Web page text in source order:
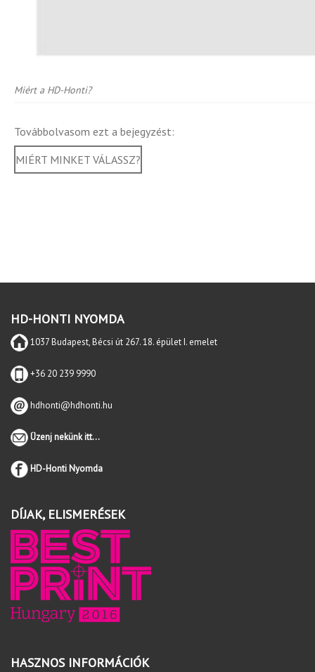
Miért a HD-Honti?
Továbbolvasom ezt a bejegyzést:
MIÉRT MINKET VÁLASSZ?
HD-HONTI NYOMDA
1037 Budapest, Bécsi út 267. 18. épület I. emelet
+36 20 239 9990
hdhonti@hdhonti.hu
Üzenj nekünk itt...
HD-Honti Nyomda
DÍJAK, ELISMERÉSEK
HASZNOS INFORMÁCIÓK